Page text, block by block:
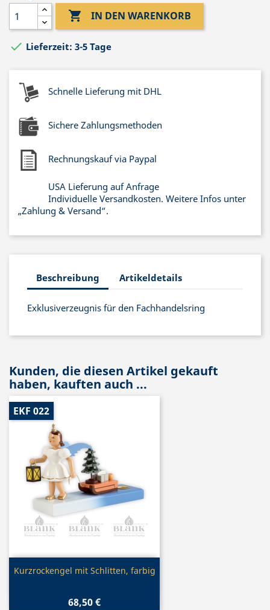
 IN DEN WARENKORB
 Lieferzeit: 3-5 Tage
Schnelle Lieferung mit DHL
Sichere Zahlungsmethoden
Rechnungskauf via Paypal
USA Lieferung auf Anfrage
Individuelle Versandkosten. Weitere Infos unter
„Zahlung & Versand“.
Beschreibung Artikeldetails
Exklusiverzeugnis für den Fachhandelsring
Kunden, die diesen Artikel gekauft
haben, kauften auch ...
Vorschau
Kurzrockengel mit Schlitten, farbig
68,50 €
EKF 022